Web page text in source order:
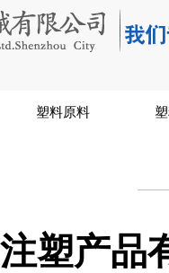
塑料原料
注塑产品